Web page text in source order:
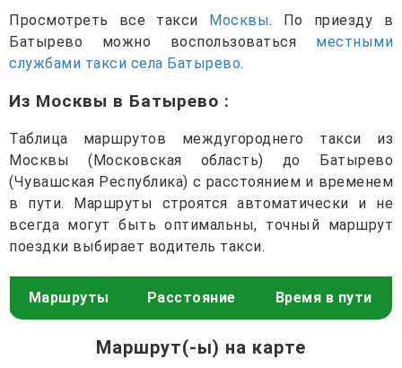
Просмотреть все такси Москвы. По приезду в
Батырево можно воспользоваться местными
службами такси села Батырево.
Из Москвы в Батырево :
Таблица маршрутов междугороднего такси из
Москвы (Московская область) до Батырево
(Чувашская Республика) с расстоянием и временем
в пути. Маршруты строятся автоматически и не
всегда могут быть оптимальны, точный маршрут
поездки выбирает водитель такси.
Маршруты Расстояние Время в пути
Маршрут(-ы) на карте